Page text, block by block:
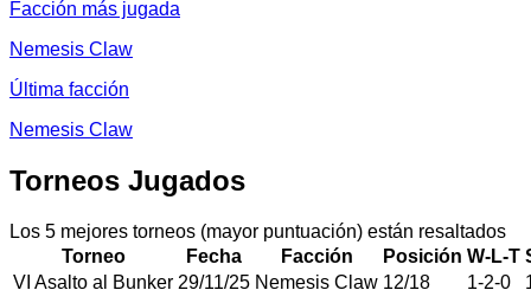
Facción más jugada
Nemesis Claw
Última facción
Nemesis Claw
Torneos Jugados
Los 5 mejores torneos (mayor puntuación) están resaltados
Torneo
Fecha Facción Posición W-L-T
VI Asalto al Bunker 29/11/25 Nemesis Claw 12/18 1-2-0